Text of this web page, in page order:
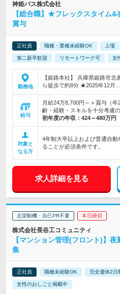
神姫バス株式会社
【総合職】★フレックスタイム
賞与
正社員 職種・業種未経験OK 上場
第二新卒歓迎 リモートワーク可 女
勤務地
【姫路本社】 兵庫県姫路市
ら徒歩で約8分 ★2025年12月…
給与
月給24万8,700円～＋賞与（
齢・経験・スキルを十分考慮
初年度の年収： 424～480万円
対象と
なる方
4年制大卒以上および普通自
ることが必須条件です。
求人詳細を見る
志望動機・自己PR不要 本日締切
株式会社長谷工コミュニティ
【マンション管理(フロント)】
集
正社員 職種未経験OK 完全週休2日
女性のおしごと掲載中